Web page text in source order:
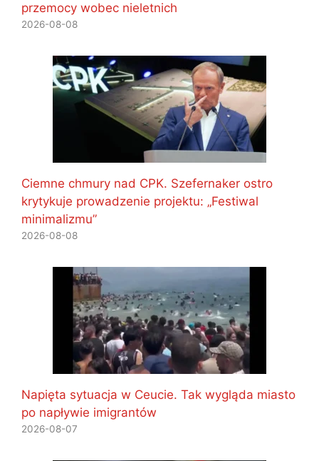
przemocy wobec nieletnich
2026-08-08
Ciemne chmury nad CPK. Szefernaker ostro
krytykuje prowadzenie projektu: „Festiwal
minimalizmu”
2026-08-08
Napięta sytuacja w Ceucie. Tak wygląda miasto
po napływie imigrantów
2026-08-07